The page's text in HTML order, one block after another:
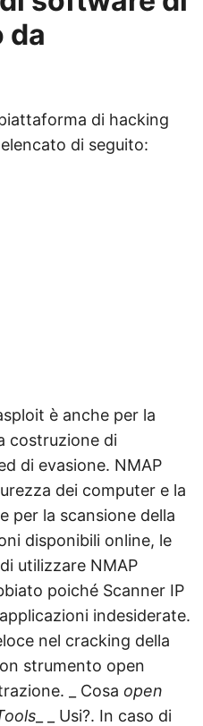
da
di hacking
di seguito:
è anche per la
costruzione di
di evasione. NMAP
dei computer e la
per la scansione della
disponibili online, le
utilizzare NMAP
poiché Scanner IP
indesiderate.
nel cracking della
strumento open
_ Cosa open
_ _ Usi?. In caso di